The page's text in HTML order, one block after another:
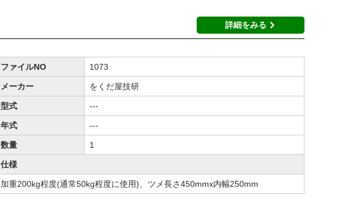
詳細をみる
ファイルNO 1073
メーカー をくだ屋技研
型式 ---
年式 ---
数量 1
仕様
加重200kg程度(通常50kg程度に使用)、ツメ長さ450mmx内幅250mm